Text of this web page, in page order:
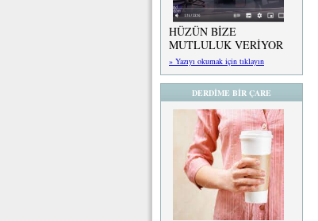
HÜZÜN BİZE
MUTLULUK VERİYOR
» Yazıyı okumak için tıklayın
DERDİME BİR ÇARE